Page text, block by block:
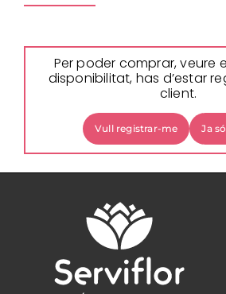
Per poder comprar, veure
disponibilitat, has d’estar
client.
Vull registrar-me Ja